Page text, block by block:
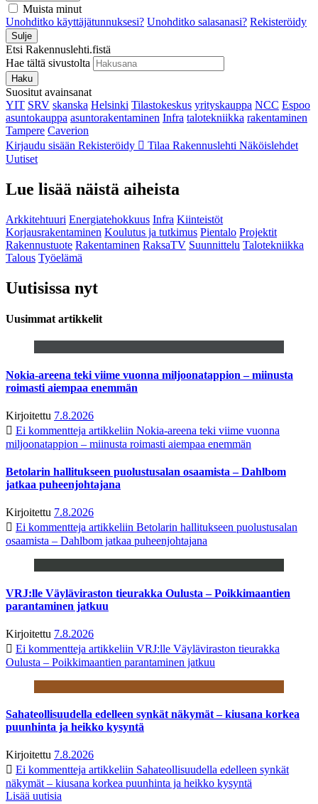
Muista minut
Unohditko käyttäjätunnuksesi? Unohditko salasanasi? Rekisteröidy
Sulje
Etsi Rakennuslehti.fistä
Hae tältä sivustolta
Haku
Suositut avainsanat
YIT SRV skanska Helsinki Tilastokeskus yrityskauppa NCC Espoo
asuntokauppa asuntorakentaminen Infra talotekniikka rakentaminen
Tampere Caverion
Kirjaudu sisään Rekisteröidy Tilaa Rakennuslehti Näköislehdet
Uutiset
Lue lisää näistä aiheista
Arkkitehtuuri Energiatehokkuus Infra Kiinteistöt
Korjausrakentaminen Koulutus ja tutkimus Pientalo Projektit
Rakennustuote Rakentaminen RaksaTV Suunnittelu Talotekniikka
Talous Työelämä
Uutisissa nyt
Uusimmat artikkelit
Nokia-areena teki viime vuonna miljoonatappion – miinusta
roimasti aiempaa enemmän
Kirjoitettu 7.8.2026
Ei kommentteja artikkeliin Nokia-areena teki viime vuonna
miljoonatappion – miinusta roimasti aiempaa enemmän
Betolarin hallitukseen puolustusalan osaamista – Dahlbom
jatkaa puheenjohtajana
Kirjoitettu 7.8.2026
Ei kommentteja artikkeliin Betolarin hallitukseen puolustusalan
osaamista – Dahlbom jatkaa puheenjohtajana
VRJ:lle Väyläviraston tieurakka Oulusta – Poikkimaantien
parantaminen jatkuu
Kirjoitettu 7.8.2026
Ei kommentteja artikkeliin VRJ:lle Väyläviraston tieurakka
Oulusta – Poikkimaantien parantaminen jatkuu
Sahateollisuudella edelleen synkät näkymät – kiusana korkea
puunhinta ja heikko kysyntä
Kirjoitettu 7.8.2026
Ei kommentteja artikkeliin Sahateollisuudella edelleen synkät
näkymät – kiusana korkea puunhinta ja heikko kysyntä
Lisää uutisia